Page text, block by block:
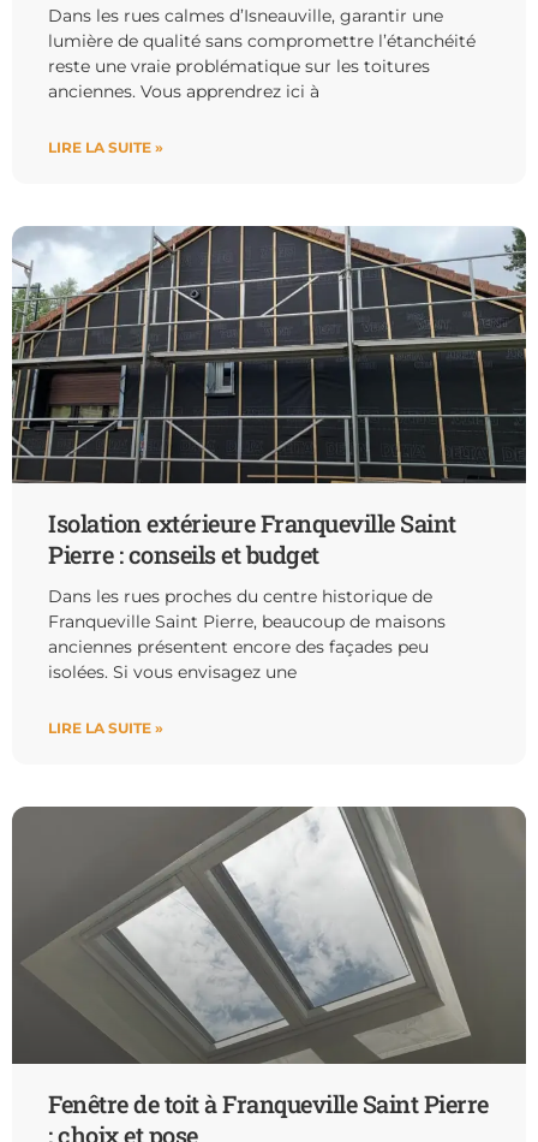
Dans les rues calmes d’Isneauville, garantir une
lumière de qualité sans compromettre l’étanchéité
reste une vraie problématique sur les toitures
anciennes. Vous apprendrez ici à
LIRE LA SUITE »
Isolation extérieure Franqueville Saint
Pierre : conseils et budget
Dans les rues proches du centre historique de
Franqueville Saint Pierre, beaucoup de maisons
anciennes présentent encore des façades peu
isolées. Si vous envisagez une
LIRE LA SUITE »
Fenêtre de toit à Franqueville Saint Pierre
: choix et pose